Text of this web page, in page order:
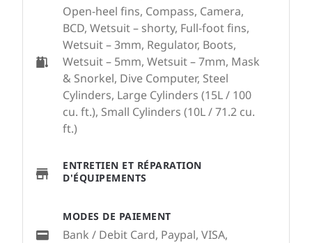
Open-heel fins, Compass, Camera,
BCD, Wetsuit – shorty, Full-foot fins,
Wetsuit – 3mm, Regulator, Boots,
Wetsuit – 5mm, Wetsuit – 7mm, Mask
& Snorkel, Dive Computer, Steel
Cylinders, Large Cylinders (15L / 100
cu. ft.), Small Cylinders (10L / 71.2 cu.
ft.)
ENTRETIEN ET RÉPARATION
D'ÉQUIPEMENTS
MODES DE PAIEMENT
Bank / Debit Card, Paypal, VISA,